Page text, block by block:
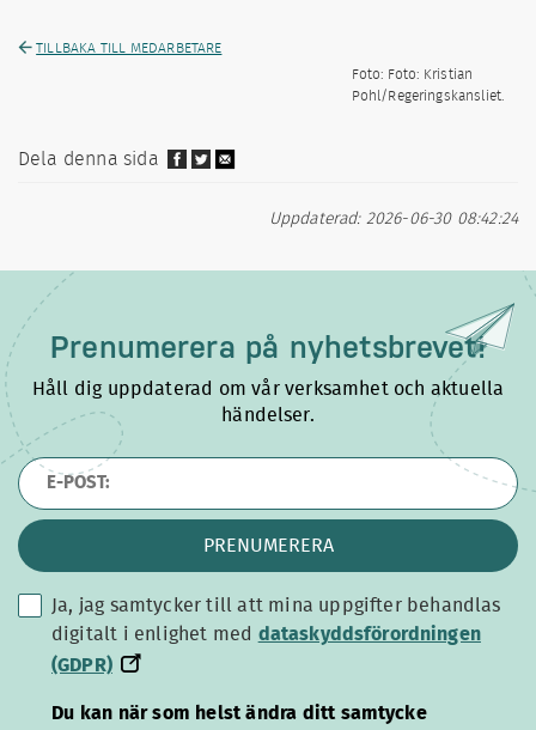
TILLBAKA TILL MEDARBETARE
Foto: Foto: Kristian
Pohl/Regeringskansliet.
Dela denna sida
Uppdaterad: 2026-06-30 08:42:24
Prenumerera på nyhetsbrevet!
Håll dig uppdaterad om vår verksamhet och aktuella
händelser.
PRENUMERERA
Ja, jag samtycker till att mina uppgifter behandlas
digitalt i enlighet med dataskyddsförordningen
dataskyddsförordningen
(GDPR)
Du kan när som helst ändra ditt samtycke